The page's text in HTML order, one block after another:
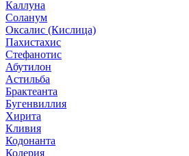
Каллуна
Соланум
Оксалис (Кислица)
Пахистахис
Стефанотис
Абутилон
Астильба
Брактеанта
Бугенвиллия
Хирита
Кливия
Кодонанта
Колерия